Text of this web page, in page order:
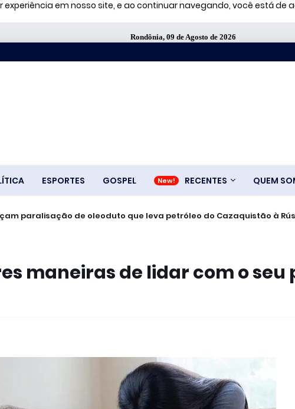
em nosso site, e ao continuar navegando, você está de
Rondônia, 09 de Agosto de 2026
ESPORTES GOSPEL RECENTES QUEM
forçam paralisação de oleoduto que leva petróleo do Cazaquistão à
maneiras de lidar com o seu